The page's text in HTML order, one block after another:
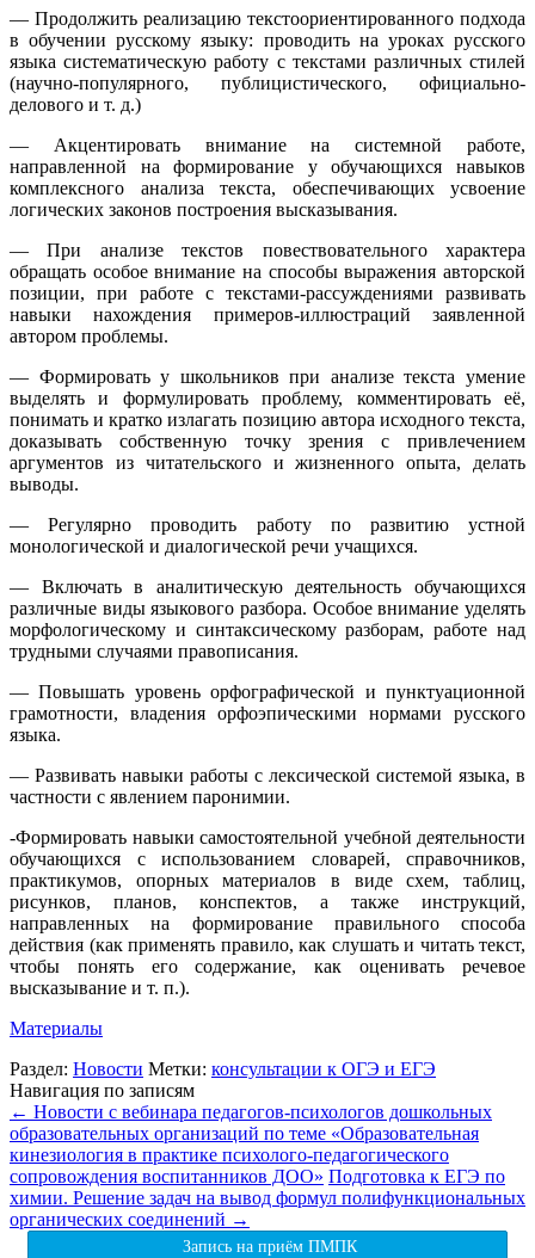
— Продолжить реализацию текстоориентированного подхода
в обучении русскому языку: проводить на уроках русского
языка систематическую работу с текстами различных стилей
(научно-популярного, публицистического, официально-
делового и т. д.)
— Акцентировать внимание на системной работе,
направленной на формирование у обучающихся навыков
комплексного анализа текста, обеспечивающих усвоение
логических законов построения высказывания.
— При анализе текстов повествовательного характера
обращать особое внимание на способы выражения авторской
позиции, при работе с текстами-рассуждениями развивать
навыки нахождения примеров-иллюстраций заявленной
автором проблемы.
— Формировать у школьников при анализе текста умение
выделять и формулировать проблему, комментировать её,
понимать и кратко излагать позицию автора исходного текста,
доказывать собственную точку зрения с привлечением
аргументов из читательского и жизненного опыта, делать
выводы.
— Регулярно проводить работу по развитию устной
монологической и диалогической речи учащихся.
— Включать в аналитическую деятельность обучающихся
различные виды языкового разбора. Особое внимание уделять
морфологическому и синтаксическому разборам, работе над
трудными случаями правописания.
— Повышать уровень орфографической и пунктуационной
грамотности, владения орфоэпическими нормами русского
языка.
— Развивать навыки работы с лексической системой языка, в
частности с явлением паронимии.
-Формировать навыки самостоятельной учебной деятельности
обучающихся с использованием словарей, справочников,
практикумов, опорных материалов в виде схем, таблиц,
рисунков, планов, конспектов, а также инструкций,
направленных на формирование правильного способа
действия (как применять правило, как слушать и читать текст,
чтобы понять его содержание, как оценивать речевое
высказывание и т. п.).
Материалы
Раздел: Новости Метки: консультации к ОГЭ и ЕГЭ
Навигация по записям
← Новости с вебинара педагогов-психологов дошкольных
образовательных организаций по теме «Образовательная
кинезиология в практике психолого-педагогического
сопровождения воспитанников ДОО» Подготовка к ЕГЭ по
химии. Решение задач на вывод формул полифункциональных
органических соединений →
Запись на приём ПМПК